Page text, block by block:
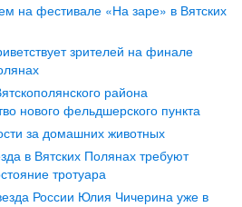
на фестивале «На заре» в Вятских
зрителей на финале
района
нового фельдшерского пункта
за домашних животных
в Вятских Полянах требуют
тротуара
России Юлия Чичерина уже в